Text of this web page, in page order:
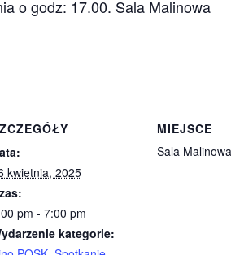
o godz: 17.00. Sala Malinowa
kwietnia, 2025
pm - 7:00 pm
kategorie:
MIEJSCE
Sala Malinowa